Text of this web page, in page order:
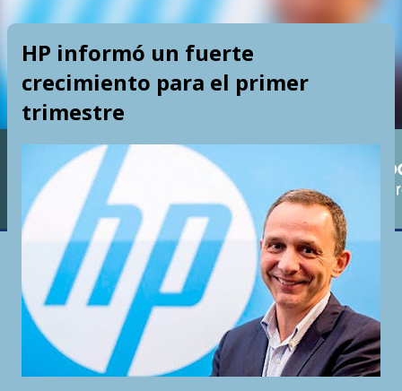
HP informó un fuerte
crecimiento para el primer
trimestre